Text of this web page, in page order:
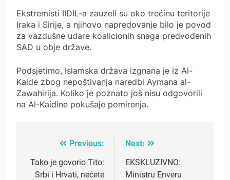
Ekstremisti IIDIL-a zauzeli su oko trećinu teritorije
Iraka i Sirije, a njihovo napredovanje bilo je povod
za vazdušne udare koalicionih snaga predvođenih
SAD u obje države.
Podsjetimo, Islamska država izgnana je iz Al-
Kaide zbog nepoštivanja naredbi Aymana al-
Zawahirija. Koliko je poznato još nisu odgovorili
na Al-Kaidine pokušaje pomirenja.
navigation
Previous:
Tako je govorio Tito:
Srbi i Hrvati, nećete
Next:
EKSKLUZIVNO:
Ministru Enveru